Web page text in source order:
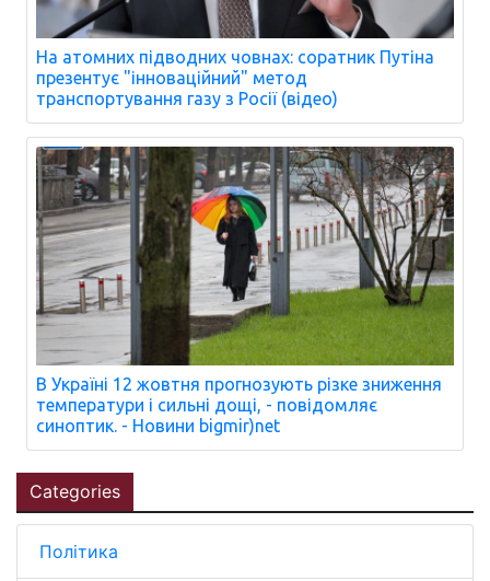
На атомних підводних човнах: соратник Путіна
презентує "інноваційний" метод
транспортування газу з Росії (відео)
В Україні 12 жовтня прогнозують різке зниження
температури і сильні дощі, - повідомляє
синоптик. - Новини bigmir)net
Categories
Політика